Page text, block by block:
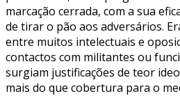
marcação cerrada, com a sua
de tirar o pão aos adversários.
entre muitos intelectuais e
contactos com militantes ou
surgiam justificações de teor
mais do que cobertura para o